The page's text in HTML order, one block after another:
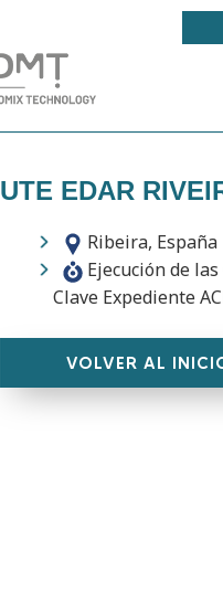
UTE EDAR
Ribeira, España
Ejecución de
Clave Expediente
VOLVER AL